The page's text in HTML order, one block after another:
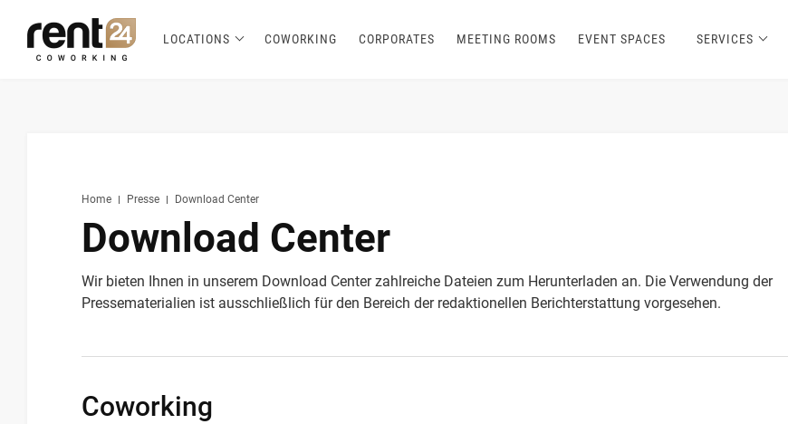
LOCATIONS COWORKING CORPORATES MEETING ROOMS EVENT SPACES SERVICES
Home Presse Download Center
Download Center
Wir bieten Ihnen in unserem Download Center zahlreiche Dateien zum Herunterladen an. Die Verwendung der
Pressematerialien ist ausschließlich für den Bereich der redaktionellen Berichterstattung vorgesehen.
Coworking